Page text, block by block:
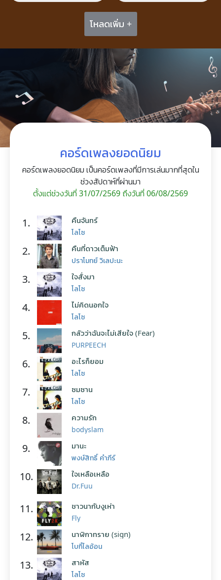
โหลดเพิ่ม +
คอร์ดเพลงยอดนิยม
คอร์ดเพลงยอดนิยม เป็นคอร์ดเพลงที่มีการเล่นมากที่สุดใน
ช่วงสัปดาห์ที่ผ่านมา
ตั้งแต่ช่วงวันที่ 31/07/2569 ถึงวันที่ 06/08/2569
1. คืนจันทร์
โลโซ
2. คืนที่ดาวเต็มฟ้า
ปราโมทย์ วิเลปะนะ
3. ใจสั่งมา
โลโซ
4. ไม่คิดนอกใจ
โลโซ
5. กลัวว่าฉันจะไม่เสียใจ (Fear)
PURPEECH
6. อะไรก็ยอม
โลโซ
7. ซมซาน
โลโซ
8. ความรัก
bodyslam
9. มานะ
พงษ์สิทธิ์ คำภีร์
10. ใจเหลือเหลือ
Dr.Fuu
11. ชาวนากับงูเห่า
Fly
12. นาฬิกาทราย (sign)
โบกี้ไลอ้อน
13. สาหัส
โลโซ